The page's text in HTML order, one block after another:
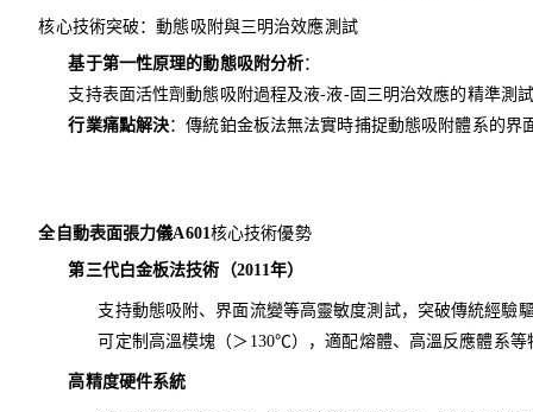
核心技術突破：動態吸附與三明治效應測試
基于第一性原理的動態吸附分析：
支持表面活性劑動態吸附過程及液-液-固三明治效應的精準測
行業痛點解決：傳統鉑金板法無法實時捕捉動態吸附體系的
全自動表面張力儀A601核心技術優勢
第三代白金板法技術（2011年）
支持動態吸附、界面流變等高靈敏度測試，突破傳統經驗
可定制高溫模塊（＞130℃），適配熔體、高溫反應體系等
高精度硬件系統